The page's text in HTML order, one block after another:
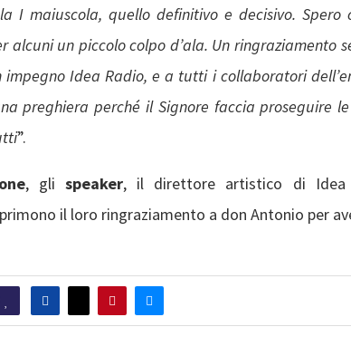
I maiuscola, quello definitivo e decisivo.
alcuni un piccolo colpo d’ala. Un ringraziamento
Idea Radio, e a tutti i collaboratori
preghiera perché il Signore faccia proseguire
”.
, glispeaker, il direttore artistico di Idea
il loro ringraziamento a don Antonio per